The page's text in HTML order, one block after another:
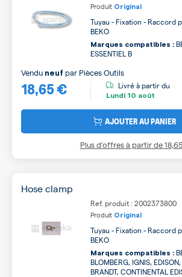
Produit Original
Tuyau - Fixation - Raccord
BEKO
Marques compatibles :
ESSENTIEL B
18,65 €
Vendu neuf par Pièces Outils
Livré à partir du
Lundi 10 août
AJOUTER AU PANIER
Plus d’offres à partir de
Hose clamp
Ref. produit : 2002373800
Produit Original
Tuyau - Fixation - Raccord
BEKO
Marques compatibles :
BLOMBERG, IGNIS,
BRANDT, CONTINENTAL